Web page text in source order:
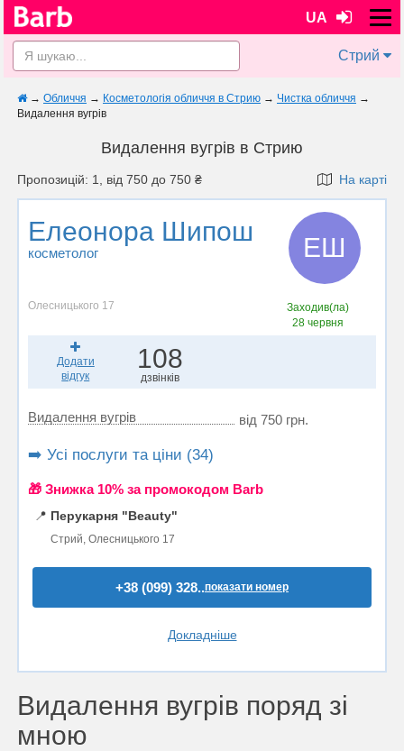
UA
Стрий
→ Обличчя → Косметологія обличчя в Стрию → Чистка обличчя →
Видалення вугрів
Видалення вугрів в Стрию
Пропозицій: 1, від 750 до 750 ₴ На карті
Елеонора Шипош
косметолог ЕШ
Олесницького 17
Заходив(ла)
28 червня
Додати
відгук
108
дзвінків
Видалення вугрів від 750 грн.
➡️ Усі послуги та ціни (34)
🎁 Знижка 10% за промокодом Barb
📍 Перукарня "Beauty"
Стрий, Олесницького 17
+38 (099) 328..показати номер
Докладніше
Видалення вугрів поряд зі
мною